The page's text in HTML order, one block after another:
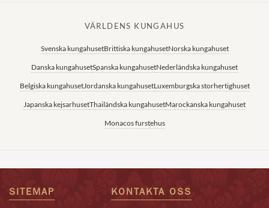
VÄRLDENS KUNGAHUS
Svenska kungahusetBrittiska kungahusetNorska kungahuset
Danska kungahusetSpanska kungahusetNederländska kungahuset
Belgiska kungahusetJordanska kungahusetLuxemburgska storhertighuset
Japanska kejsarhusetThailändska kungahusetMarockanska kungahuset
Monacos furstehus
SITEMAP KONTAKTA OSS